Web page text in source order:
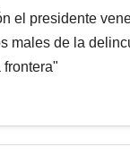
el presidente
males de la